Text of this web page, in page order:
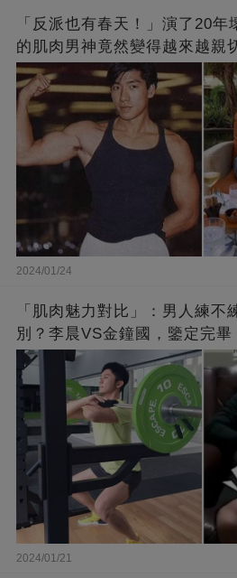
「反派也有春天！」演了20
的肌肉男神竟然變得越來越親
他的秘密！
2024/01/24
「肌肉魅力對比」：男人練不
別？李晨VS金鐘國，鑒定完畢
2024/01/21